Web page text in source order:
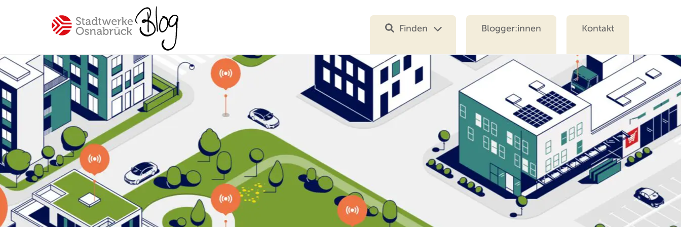
Finden
Spannende Einblicke in unser
Unternehmen Stadtwerke
Osnabrück
Beliebte Themen
#Osnabrück #Mitarbeiter
#SWO-NETZ
#Energie
#Mobilität
#Hilfe
#Versorgung
Ihre Suche
Blogger:innen Kontakt